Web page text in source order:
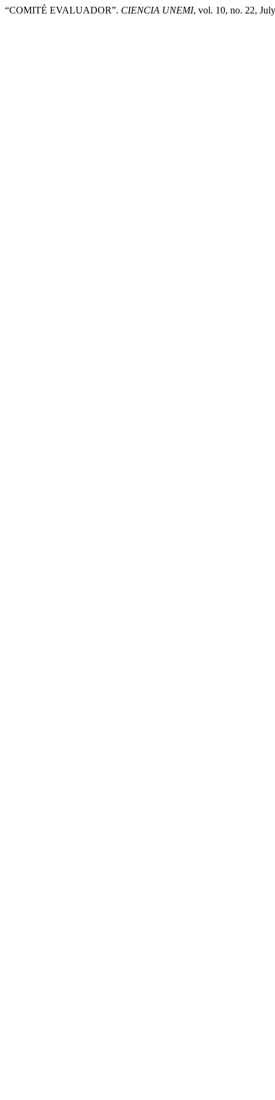
“COMITÉ EVALUADOR”. CIENCIA UNEMI, vol. 10, no. 22,